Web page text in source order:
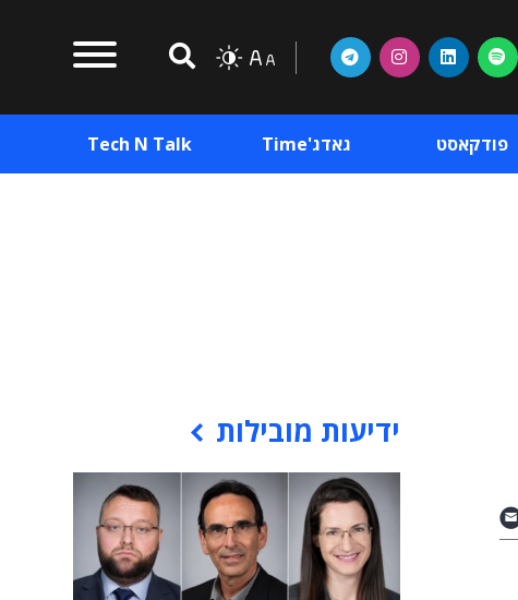
פודקאסט גאדג'Time Tech N Talk
ידיעות מובילות